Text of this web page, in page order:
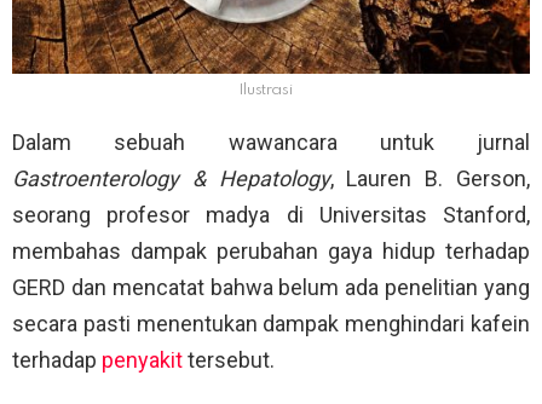
Ilustrasi
Dalam sebuah wawancara untuk jurnal
Gastroenterology & Hepatology, Lauren B. Gerson,
seorang profesor madya di Universitas Stanford,
membahas dampak perubahan gaya hidup terhadap
GERD dan mencatat bahwa belum ada penelitian yang
secara pasti menentukan dampak menghindari kafein
terhadap penyakittersebut.